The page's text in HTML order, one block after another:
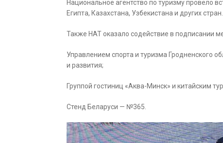
Национальное агентство по туризму провело
Египта, Казахстана, Узбекистана и других стран.
Также НАТ оказало содействие в подписании
Управлением спорта и туризма Гродненского
и развития;
Группой гостиниц «Аква-Минск» и китайским
Стенд Беларуси — №365.